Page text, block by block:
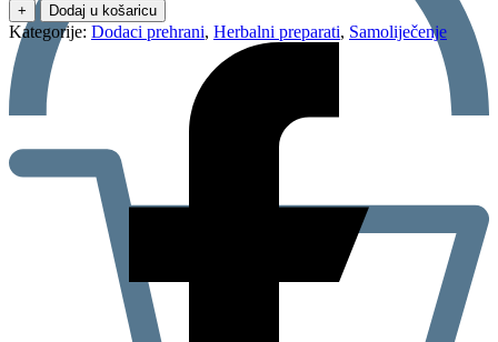
+ Dodaj u košaricu
Kategorije: Dodaci prehrani, Herbalni preparati, Samoliječenje